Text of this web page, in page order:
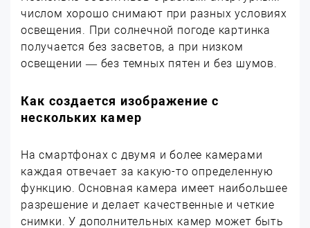
числом хорошо снимают при разных условиях
освещения. При солнечной погоде картинка
получается без засветов, а при низком
освещении — без темных пятен и без шумов.
Как создается изображение с
нескольких камер
На смартфонах с двумя и более камерами
каждая отвечает за какую-то определенную
функцию. Основная камера имеет наибольшее
разрешение и делает качественные и четкие
снимки. У дополнительных камер может быть